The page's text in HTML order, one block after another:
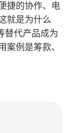
捷的协作、电
就是为什么
替代产品成为
案例是筹款、